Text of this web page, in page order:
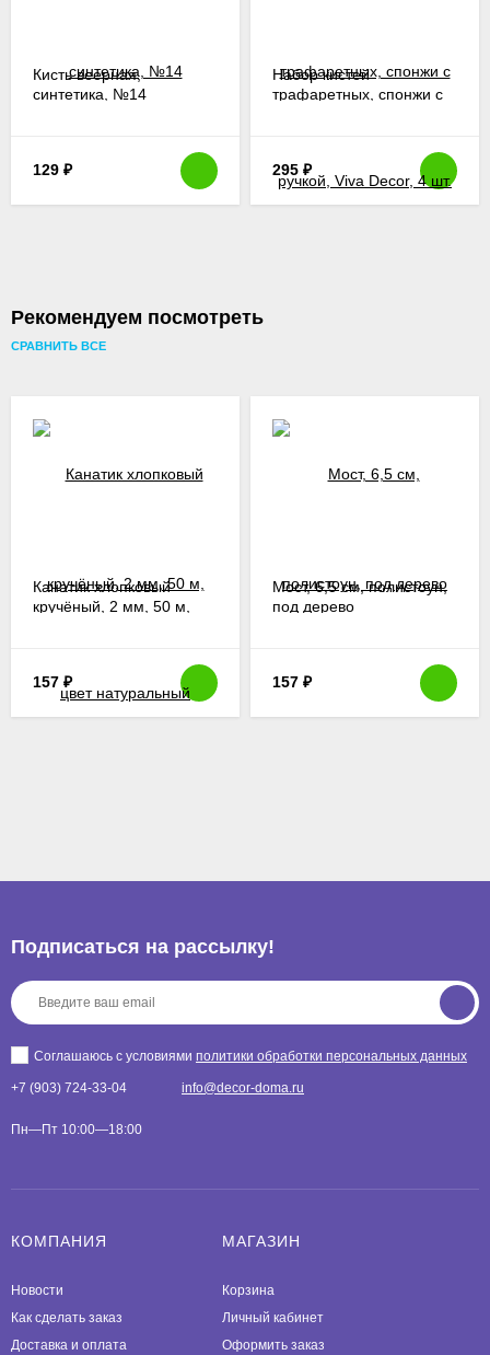
Кисть веерная,
синтетика, №14
129 ₽
Набор кистей
трафаретных, спонжи с
295 ₽
Рекомендуем посмотреть
СРАВНИТЬ ВСЕ
Канатик хлопковый
кручёный, 2 мм, 50 м,
157 ₽
Мост, 6,5 см, полистоун,
под дерево
157 ₽
Подписаться на рассылкy!
Соглашаюсь с условиями политики обработки персональных данных
+7 (903) 724-33-04 info@decor-doma.ru
Пн—Пт 10:00—18:00
КОМПАНИЯ
Новости
Как сделать заказ
Доставка и оплата
МАГАЗИН
Корзина
Личный кабинет
Оформить заказ